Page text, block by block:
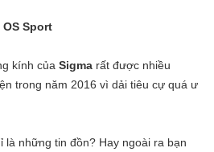
OS Sport
kính của Sigma rất được nhiều
trong năm 2016 vì dải tiêu cự quá ư
là những tin đồn? Hay ngoài ra bạn